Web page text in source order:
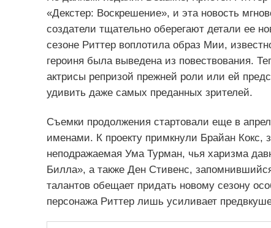
«Декстер: Воскрешение», и эта новость
создатели тщательно оберегают детали ее
сезоне Риттер воплотила образ Мии,
героиня была выведена из повествования.
актрисы репризой прежней роли или ей
удивить даже самых преданных зрителей.
Съемки продолжения стартовали еще в
именами. К проекту примкнули Брайан Кокс,
неподражаемая Ума Турман, чья харизма
Билла», а также Ден Стивенс,
талантов обещает придать новому сезону
персонажа Риттер лишь усиливает